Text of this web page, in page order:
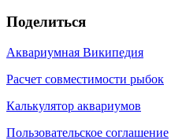
Поделиться
Аквариумная Википедия
Расчет совместимости рыбок
Калькулятор аквариумов
Пользовательское соглашение